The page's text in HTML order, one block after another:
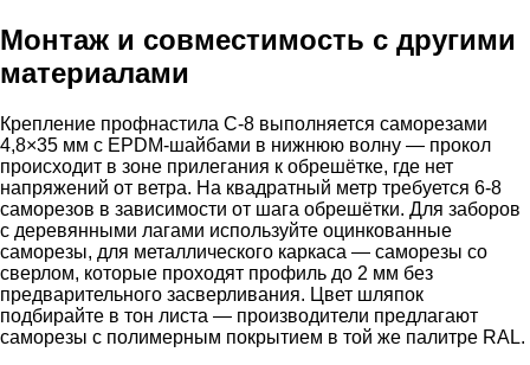
Монтаж и совместимость с другими
материалами
Крепление профнастила С-8 выполняется саморезами
4,8×35 мм с EPDM-шайбами в нижнюю волну — прокол
происходит в зоне прилегания к обрешётке, где нет
напряжений от ветра. На квадратный метр требуется 6-8
саморезов в зависимости от шага обрешётки. Для заборов
с деревянными лагами используйте оцинкованные
саморезы, для металлического каркаса — саморезы со
сверлом, которые проходят профиль до 2 мм без
предварительного засверливания. Цвет шляпок
подбирайте в тон листа — производители предлагают
саморезы с полимерным покрытием в той же палитре RAL.